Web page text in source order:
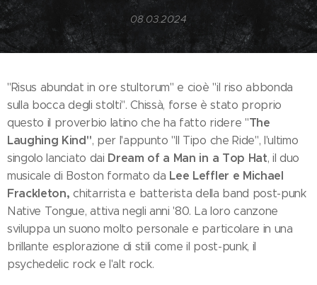
08.03.2024
"Risus abundat in ore stultorum" e cioè "il riso abbonda
sulla bocca degli stolti". Chissà, forse è stato proprio
questo il proverbio latino che ha fatto ridere "The
Laughing Kind", per l'appunto "Il Tipo che Ride", l'ultimo
singolo lanciato dai Dream of a Man in a Top Hat, il duo
musicale di Boston formato da Lee Leffler e Michael
Frackleton, chitarrista e batterista della band post-punk
Native Tongue, attiva negli anni '80. La loro canzone
sviluppa un suono molto personale e particolare in una
brillante esplorazione di stili come il post-punk, il
psychedelic rock e l'alt rock.